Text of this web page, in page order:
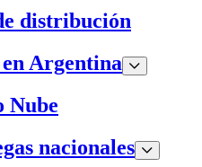
distribución
Argentina
Nube
nacionales